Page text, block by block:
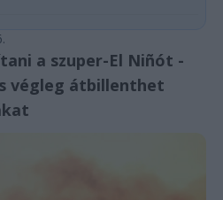
a szuper-El Niñót -
végleg átbillenthet